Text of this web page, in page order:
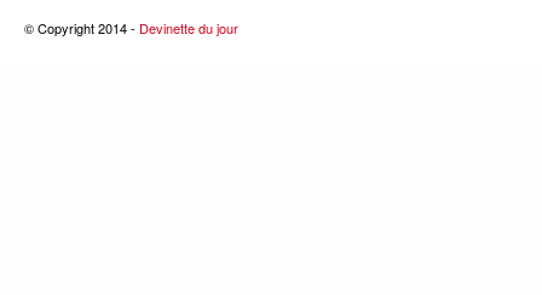
© Copyright 2014 - Devinette du jour